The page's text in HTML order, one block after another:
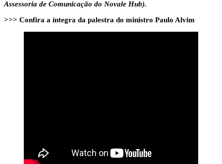
Assessoria de Comunicação do Novale Hub).
>>> Confira a íntegra da palestra do ministro Paulo Alvim